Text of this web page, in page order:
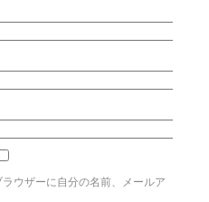
ウザーに自分の名前、メールア